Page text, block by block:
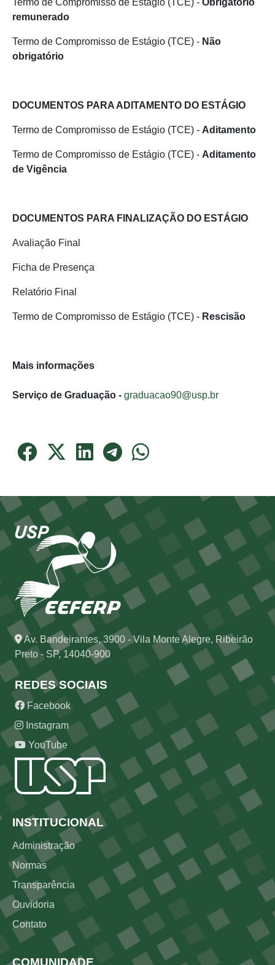
Termo de Compromisso de Estágio (TCE) - Obrigatório
remunerado
Termo de Compromisso de Estágio (TCE) - Não
obrigatório
DOCUMENTOS PARA ADITAMENTO DO ESTÁGIO
Termo de Compromisso de Estágio (TCE) - Aditamento
Termo de Compromisso de Estágio (TCE) - Aditamento
de Vigência
DOCUMENTOS PARA FINALIZAÇÃO DO ESTÁGIO
Avaliação Final
Ficha de Presença
Relatório Final
Termo de Compromisso de Estágio (TCE) - Rescisão
Mais informações
Serviço de Graduação - graduacao90@usp.br
Av. Bandeirantes, 3900 - Vila Monte Alegre, Ribeirão
Preto - SP, 14040-900
REDES SOCIAIS
Facebook
Instagram
YouTube
Rodapé
INSTITUCIONAL
Administração
Normas
Transparência
Ouvidoria
Contato
COMUNIDADE